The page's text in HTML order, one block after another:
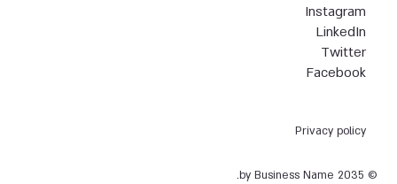
Privacy policy
© 2035 by Business Name.
Instagram
LinkedIn
Twitter
Facebook